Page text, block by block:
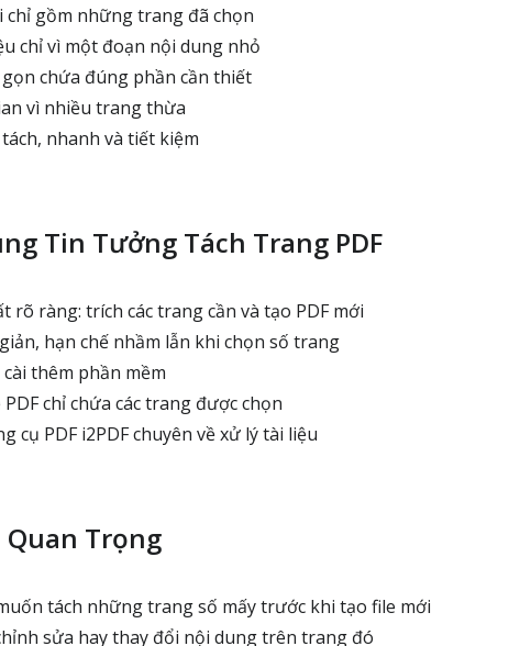
chỉ gồm những trang đã chọn
chỉ vì một đoạn nội dung nhỏ
gọn chứa đúng phần cần thiết
vì nhiều trang thừa
nhanh và tiết kiệm
Tin Tưởng Tách Trang PDF
rõ ràng: trích các trang cần và tạo PDF mới
hạn chế nhầm lẫn khi chọn số trang
thêm phần mềm
chỉ chứa các trang được chọn
cụ PDF i2PDF chuyên về xử lý tài liệu
Quan Trọng
tách những trang số mấy trước khi tạo file mới
sửa hay thay đổi nội dung trên trang đó